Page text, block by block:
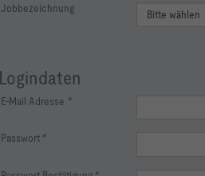
Jobbezeichnung
Logindaten
E-Mail Adresse
Passwort